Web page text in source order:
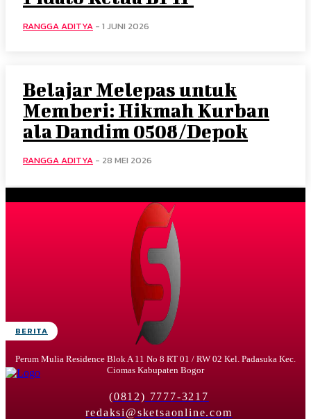
BERITA
RANGGA ADITYA - 1 JUNI 2026
Belajar Melepas untuk
Memberi: Hikmah Kurban
ala Dandim 0508/Depok
RANGGA ADITYA - 28 MEI 2026
Perum Mulia Residence Blok A 11 No 8 RT 01 / RW 02 Kel. Padasuka Kec.
Ciomas Kabupaten Bogor
(0812) 7777-3217
redaksi@sketsaonline.com